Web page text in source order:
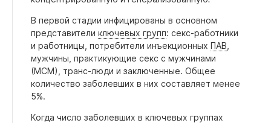
В первой стадии инфицированы в основном
представители ключевых групп: секс-работники
и работницы, потребители инъекционных ПАВ
мужчины, практикующие секс с мужчинами
(МСМ), транс-люди и заключенные. Общее
количество заболевших в них составляет менее
5%.
Когда число заболевших в ключевых группах